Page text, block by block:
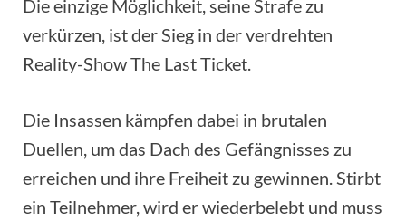
Die einzige Möglichkeit, seine Strafe zu
verkürzen, ist der Sieg in der verdrehten
Reality-Show The Last Ticket.
Die Insassen kämpfen dabei in brutalen
Duellen, um das Dach des Gefängnisses zu
erreichen und ihre Freiheit zu gewinnen. Stirbt
ein Teilnehmer, wird er wiederbelebt und muss